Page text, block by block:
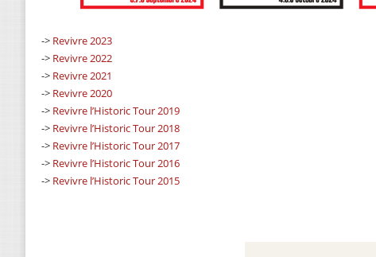
-> Revivre 2023
-> Revivre 2022
-> Revivre 2021
-> Revivre 2020
-> Revivre l’Historic Tour 2019
-> Revivre l’Historic Tour 2018
-> Revivre l’Historic Tour 2017
-> Revivre l’Historic Tour 2016
-> Revivre l’Historic Tour 2015